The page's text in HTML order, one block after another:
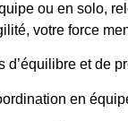
ou en solo,
votre force
d’équilibre et de
en